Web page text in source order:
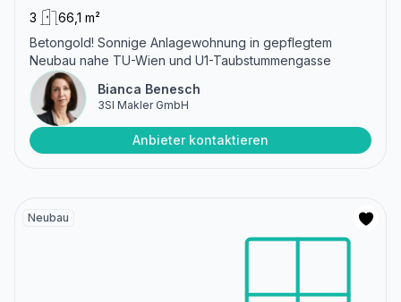
3
66,1 m²
Betongold! Sonnige Anlagewohnung in gepflegtem
Neubau nahe TU-Wien und U1-Taubstummengasse
Bianca Benesch
3SI Makler GmbH
Anbieter kontaktieren
Neubau